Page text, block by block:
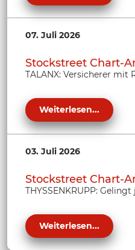
07. Juli 2026
Stockstreet Chart-
TALANX: Versicherer mit
Weiterlesen...
03. Juli 2026
Stockstreet Chart-
THYSSENKRUPP:
Weiterlesen...